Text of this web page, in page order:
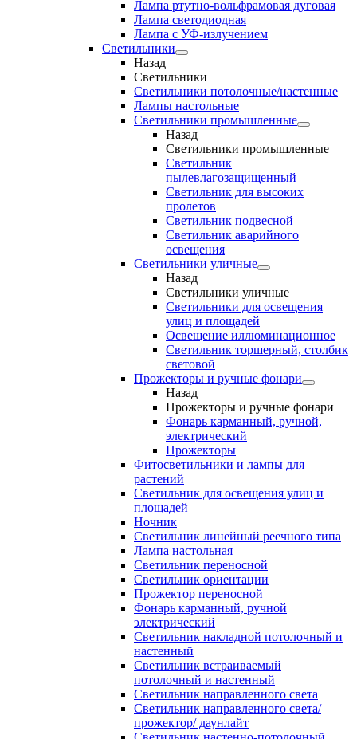
Лампа ртутно-вольфрамовая дуговая
Лампа светодиодная
Лампа с УФ-излучением
Светильники
Назад
Светильники
Светильники потолочные/настенные
Лампы настольные
Светильники промышленные
Назад
Светильники промышленные
Светильник
пылевлагозащищенный
Светильник для высоких
пролетов
Светильник подвесной
Светильник аварийного
освещения
Светильники уличные
Назад
Светильники уличные
Светильники для освещения
улиц и площадей
Освещение иллюминационное
Светильник торшерный, столбик
световой
Прожекторы и ручные фонари
Назад
Прожекторы и ручные фонари
Фонарь карманный, ручной,
электрический
Прожекторы
Фитосветильники и лампы для
растений
Светильник для освещения улиц и
площадей
Ночник
Светильник линейный реечного типа
Лампа настольная
Светильник переносной
Светильник ориентации
Прожектор переносной
Фонарь карманный, ручной
электрический
Светильник накладной потолочный и
настенный
Светильник встраиваемый
потолочный и настенный
Светильник направленного света
Светильник направленного света/
прожектор/ даунлайт